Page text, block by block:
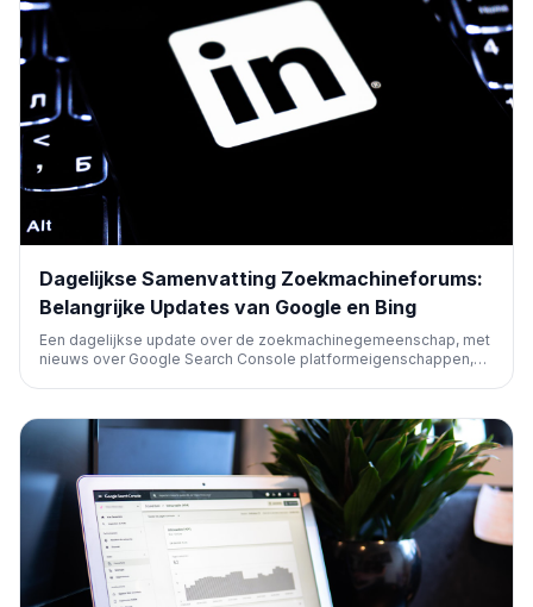
Dagelijkse Samenvatting Zoekmachineforums:
Belangrijke Updates van Google en Bing
Een dagelijkse update over de zoekmachinegemeenschap, met
nieuws over Google Search Console platformeigenschappen,
productafbeeldingen met prijzen.